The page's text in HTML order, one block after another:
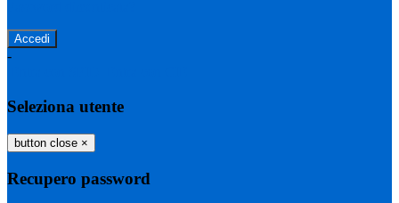
-
Seleziona utente
button close ×
Recupero password